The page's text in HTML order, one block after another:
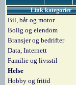
Link kategorier
Bil, båt og motor
Bolig og eiendom
Bransjer og bedrifter
Data, Internett
Familie og livsstil
Helse
Hobby og fritid